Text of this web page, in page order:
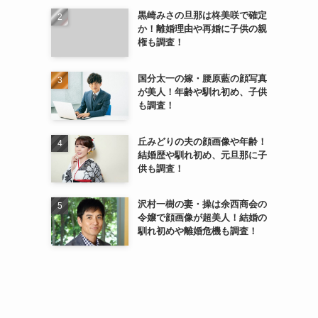
黒崎みさの旦那は柊美咲で確定
か！離婚理由や再婚に子供の親
権も調査！
国分太一の嫁・腰原藍の顔写真
が美人！年齢や馴れ初め、子供
も調査！
丘みどりの夫の顔画像や年齢！
結婚歴や馴れ初め、元旦那に子
供も調査！
沢村一樹の妻・操は余西商会の
令嬢で顔画像が超美人！結婚の
馴れ初めや離婚危機も調査！